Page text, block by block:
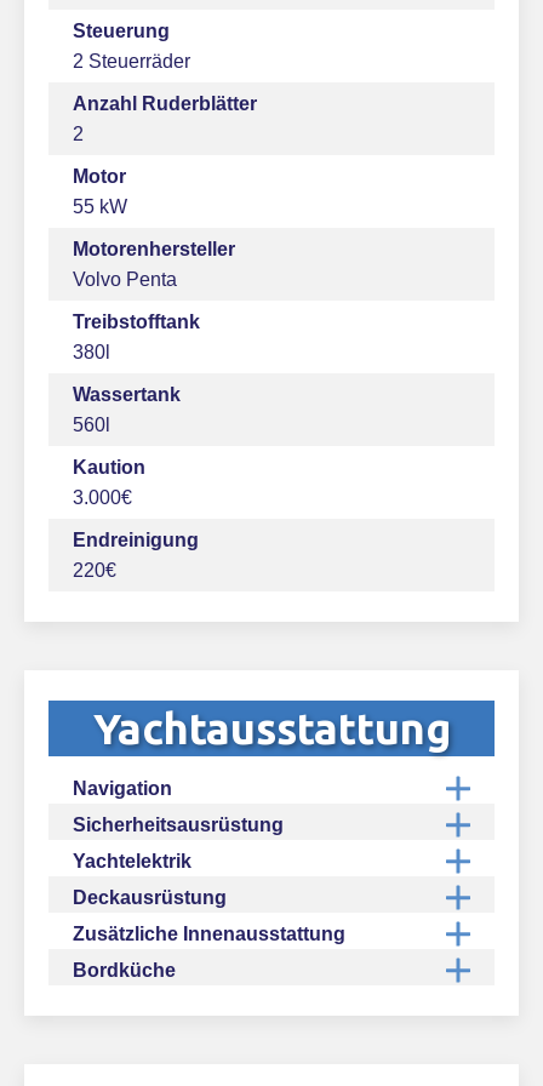
Steuerung
2 Steuerräder
Anzahl Ruderblätter
2
Motor
55 kW
Motorenhersteller
Volvo Penta
Treibstofftank
380l
Wassertank
560l
Kaution
3.000€
Endreinigung
220€
Yachtausstattung
Navigation
Sicherheitsausrüstung
Yachtelektrik
Deckausrüstung
Zusätzliche Innenausstattung
Bordküche